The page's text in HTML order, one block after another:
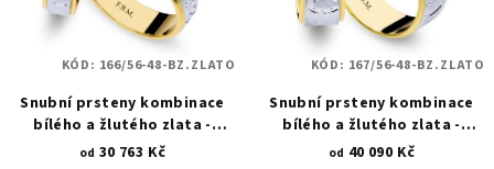
Snubní prsteny kombinace
bílého a žlutého zlata -
přírodní motivy a vlnky 166
od 30 763 Kč
KÓD: 166/56-48-BZ.ZLATO
Snubní prsteny kombinace
bílého a žlutého zlata -
podkovy s diamantovými
od 40 090 Kč
KÓD: 167/56-48-BZ.ZLATO